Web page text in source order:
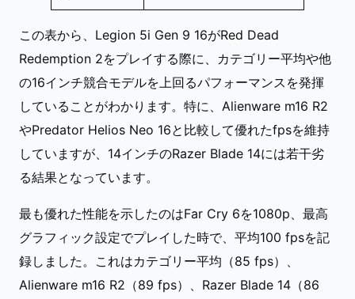
この表から、Legion 5i Gen 9 16がRed Dead
Redemption 2をプレイする際に、カテゴリー平均や他
の16インチ競合モデルを上回るパフォーマンスを発揮
していることがわかります。特に、Alienware m16 R2
やPredator Helios Neo 16と比較して優れたfpsを維持
していますが、14インチのRazer Blade 14には若干劣
る結果となっています。
最も優れた性能を示したのはFar Cry 6を1080p、最高
グラフィック設定でプレイした時で、平均100 fpsを記
録しました。これはカテゴリー平均（85 fps）、
Alienware m16 R2（89 fps）、Razer Blade 14（86